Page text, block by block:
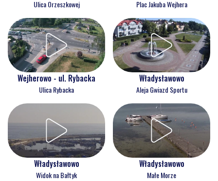
Ulica Orzeszkowej Plac Jakuba Wejhera
Wejherowo - ul. Rybacka
Ulica Rybacka
Władysławowo
Aleja Gwiazd Sportu
Władysławowo
Widok na Bałtyk
Władysławowo
Małe Morze